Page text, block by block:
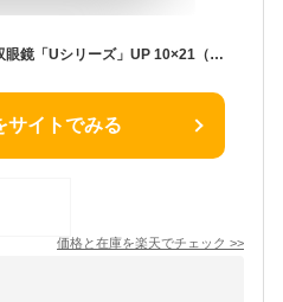
ペンタックス｜PENTAX 10倍双眼鏡「Uシリーズ」UP 10×21（ブラック）[UP10X21BK]
サイトでみる
価格と在庫を楽天でチェック >>